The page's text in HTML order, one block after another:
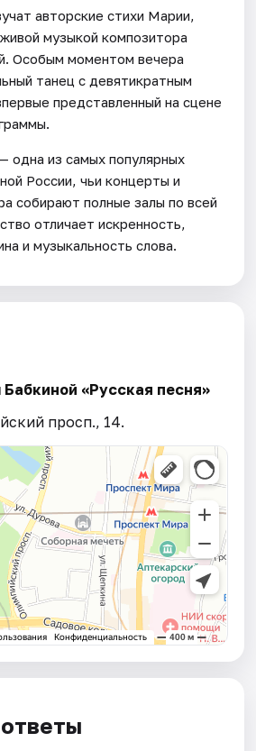
авторские стихи Марии,
музыкой композитора
Особым моментом вечера
танец с девятикратным
представленный на сцене
из самых популярных
России, чьи концерты и
собирают полные залы по всей
отличает искренность,
и музыкальность слова.
«Русская песня»
просп., 14.